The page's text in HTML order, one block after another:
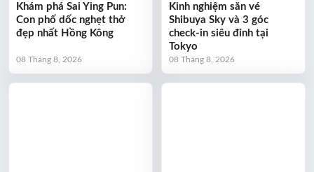
Khám phá Sai Ying Pun:
Con phố dốc nghẹt thở
đẹp nhất Hồng Kông
08 Tháng 8, 2026
Kinh nghiệm săn vé
Shibuya Sky và 3 góc
check-in siêu đỉnh tại
Tokyo
08 Tháng 8, 2026